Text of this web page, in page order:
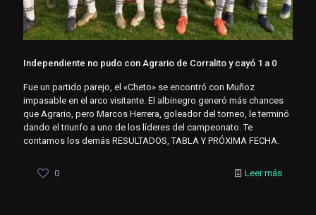
Independiente no pudo con Agrario de Corralito y cayó 1 a 0
Fue un partido parejo, el «Cheto» se encontró con Muñoz
impasable en el arco visitante. El albinegro generó más chances
que Agrario, pero Marcos Herrera, goleador del torneo, le terminó
dando el triunfo a uno de los líderes del campeonato. Te
contamos los demás RESULTADOS, TABLA Y PRÓXIMA FECHA.
0 Leer más